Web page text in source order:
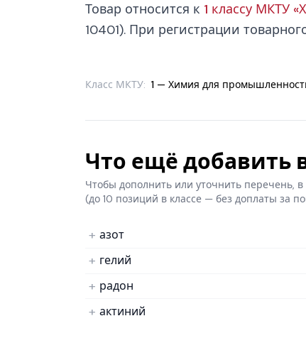
Товар относится к 1 классу МКТУ
10401). При регистрации
Класс МКТУ: 1 — Химия для
Что ещё добавить в
Чтобы дополнить или уточнить перечень,
(до 10 позиций в классе — без доплаты за
азот
гелий
радон
актиний